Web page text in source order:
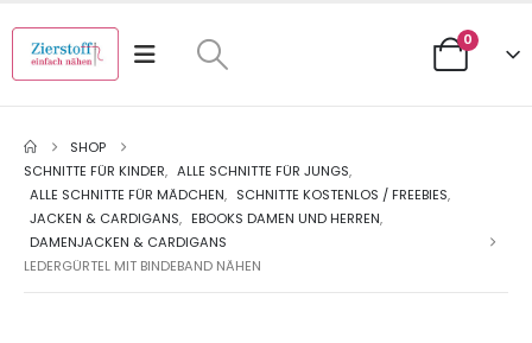
0
SHOP
SCHNITTE FÜR KINDER, ALLE SCHNITTE FÜR JUNGS,
ALLE SCHNITTE FÜR MÄDCHEN, SCHNITTE KOSTENLOS / FREEBIES,
JACKEN & CARDIGANS, EBOOKS DAMEN UND HERREN,
DAMENJACKEN & CARDIGANS
LEDERGÜRTEL MIT BINDEBAND NÄHEN